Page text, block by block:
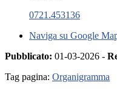
0721.453136
Naviga su Google
Pubblicato: 01-03-2026 -
Tag pagina: Organigramma